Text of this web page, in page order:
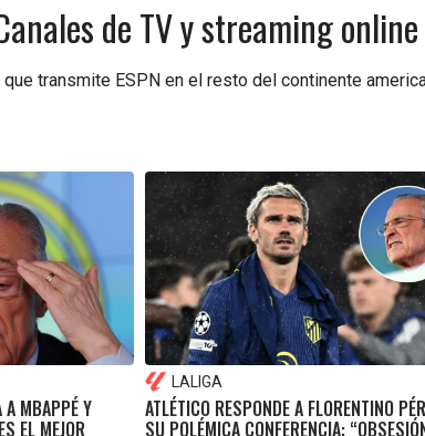
de TV y streaming online
transmite ESPN en el resto del continente
A MBAPPÉ Y
EL MEJOR
LALIGA
ATLÉTICO RESPONDE A FLORENTINO
SU POLÉMICA CONFERENCIA: